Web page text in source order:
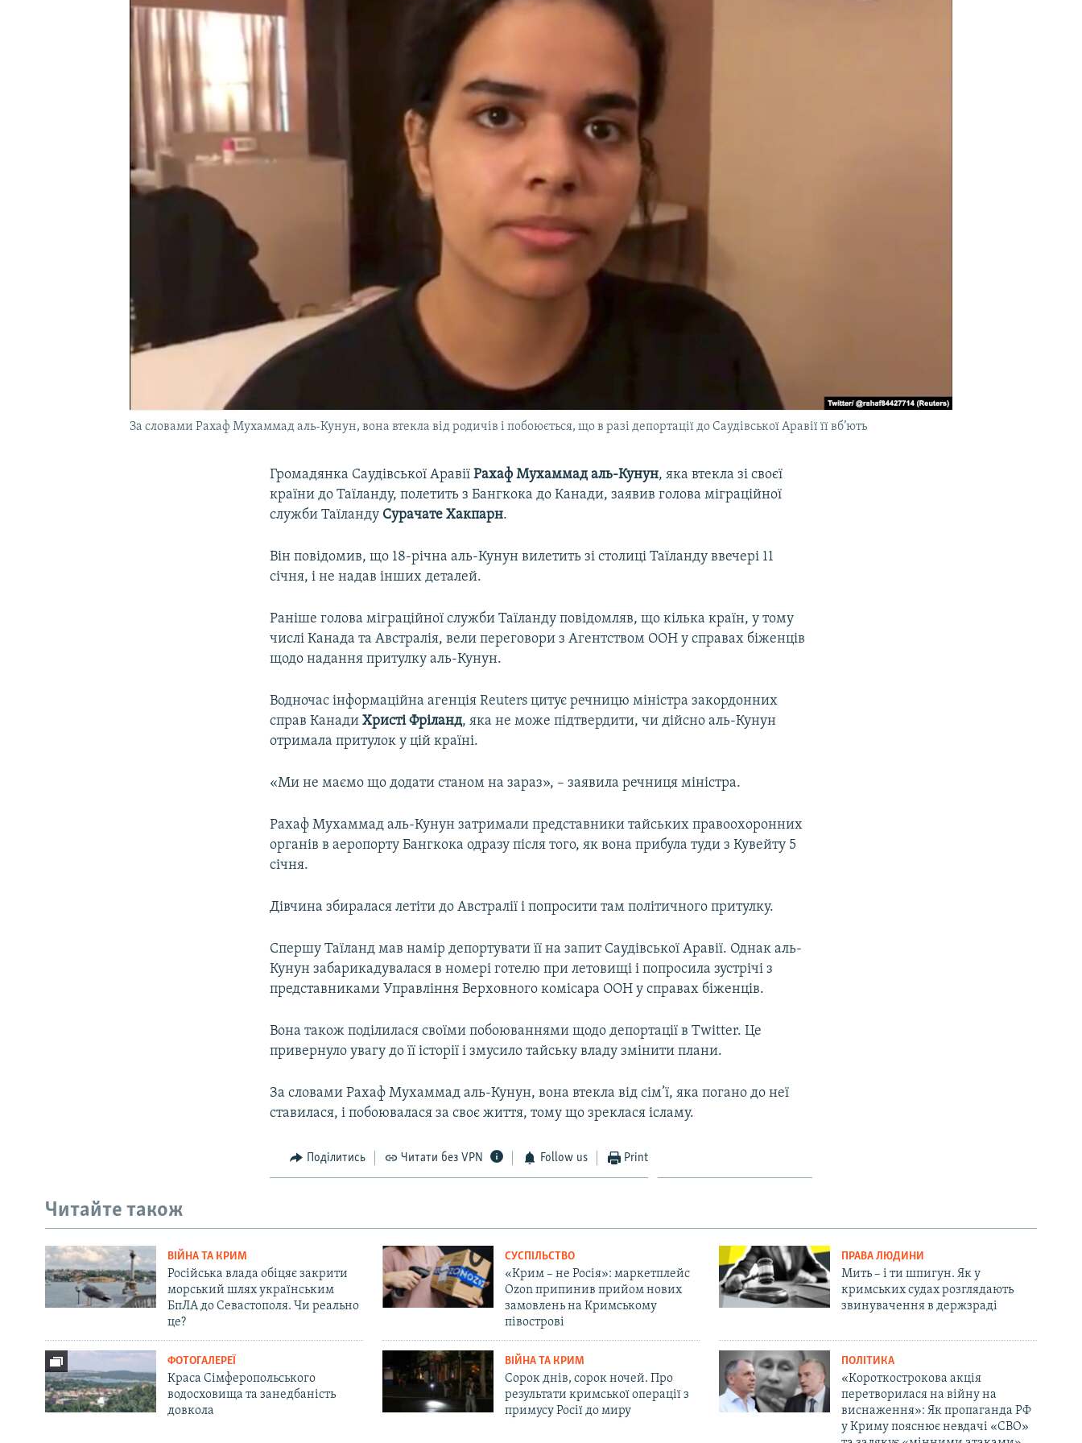
УКРАЇНСЬКА ПРОБЛЕМА КРИМУ
За словами Рахаф Мухаммад аль-Кунун, вона втекла від родичів і побоюється, що в разі депортації до Саудівської Аравії її вб’ють
Громадянка Саудівської АравіїРахаф Мухаммад аль-Кунун, яка втекла зі своєї
країни до Таїланду, полетить з Бангкока до Канади, заявив голова міграційної
служби Таїланду Сурачате Хакпарн.
Він повідомив, що 18-річна аль-Кунун вилетить зі столиці Таїланду ввечері 11
січня, і не надав інших деталей.
Раніше голова міграційної служби Таїланду повідомляв, що кілька країн, у тому
числі Канада та Австралія, вели переговори з Агентством ООН у справах біженців
щодо надання притулку аль-Кунун.
Водночас інформаційна агенція Reuters цитує речницю міністра закордонних
справ КанадиХристі Фріланд, яка не може підтвердити, чи дійсно аль-Кунун
отримала притулок у цій країні.
«Ми не маємо що додати станом на зараз», – заявила речниця міністра.
Рахаф Мухаммад аль-Кунун затримали представники тайських правоохоронних
органів в аеропорту Бангкока одразу після того, як вона прибула туди з Кувейту 5
січня.
Дівчина збиралася летіти до Австралії і попросити там політичного притулку.
Спершу Таїланд мав намір депортувати її на запит Саудівської Аравії. Однак аль-
Кунун забарикадувалася в номері готелю при летовищі і попросила зустрічі з
представниками Управління Верховного комісара ООН у справах біженців.
Вона також поділилася своїми побоюваннями щодо депортації в Twitter. Це
привернуло увагу до її історії і змусило тайську владу змінити плани.
За словами Рахаф Мухаммад аль-Кунун, вона втекла від сім’ї, яка погано до неї
ставилася, і побоювалася за своє життя, тому що зреклася ісламу.
Поділитись Читати без VPN Follow us Print
Читайте також
ВІЙНА ТА КРИМ
Російська влада обіцяє закрити
морський шлях українським
БпЛА до Севастополя. Чи реально
це?
СУСПІЛЬСТВО
«Крим – не Росія»: маркетплейс
Ozon припинив прийом нових
замовлень на Кримському
півострові
ПРАВА ЛЮДИНИ
Мить – і ти шпигун. Як у
кримських судах розглядають
звинувачення в держзраді
ФОТОГАЛЕРЕЇ
Краса Сімферопольського
водосховища та занедбаність
довкола
ВІЙНА ТА КРИМ
Сорок днів, сорок ночей. Про
результати кримської операції з
примусу Росії до миру
ПОЛІТИКА
«Короткострокова акція
перетворилася на війну на
виснаження»: Як пропаганда РФ
у Криму пояснює невдачі «СВО»